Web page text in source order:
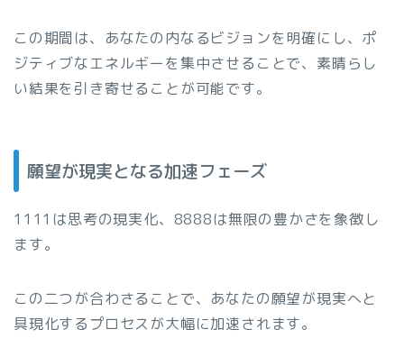
この期間は、あなたの内なるビジョンを明確にし、ポ
ジティブなエネルギーを集中させることで、素晴らし
い結果を引き寄せることが可能です。
願望が現実となる加速フェーズ
1111は思考の現実化、8888は無限の豊かさを象徴し
ます。
この二つが合わさることで、あなたの願望が現実へと
具現化するプロセスが大幅に加速されます。